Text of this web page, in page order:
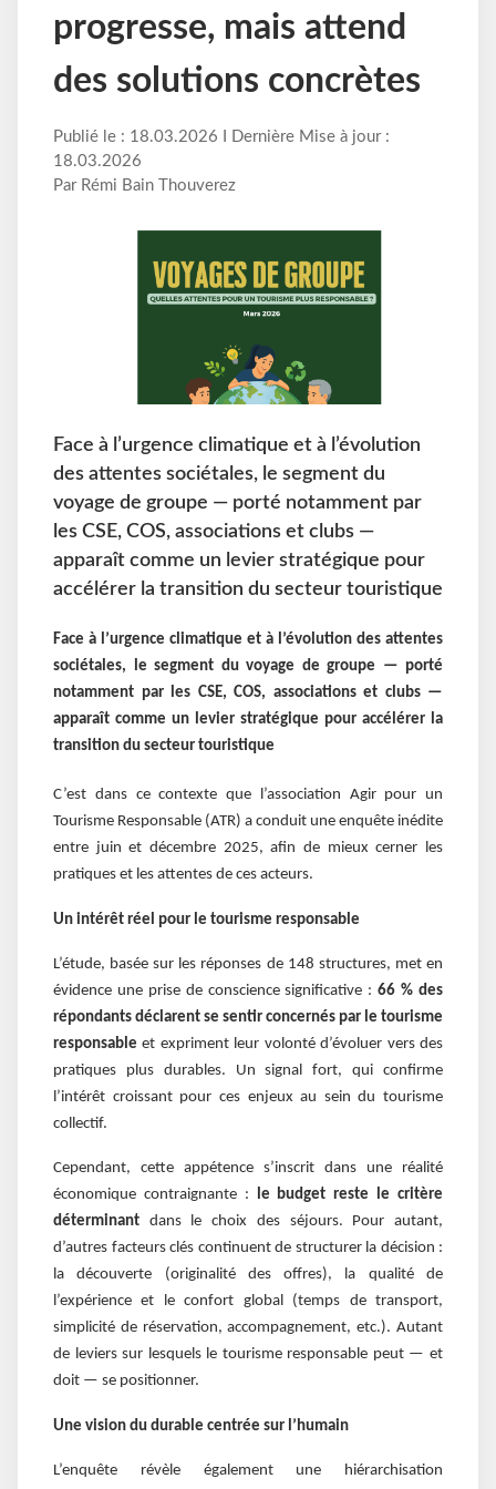
progresse, mais attend
des solutions concrètes
Publié le : 18.03.2026 I Dernière Mise à jour :
18.03.2026
Par Rémi Bain Thouverez
Face à l’urgence climatique et à l’évolution
des attentes sociétales, le segment du
voyage de groupe — porté notamment par
les CSE, COS, associations et clubs —
apparaît comme un levier stratégique pour
accélérer la transition du secteur touristique
Face à l’urgence climatique et à l’évolution des attentes
sociétales, le segment du voyage de groupe — porté
notamment par les CSE, COS, associations et clubs —
apparaît comme un levier stratégique pour accélérer la
transition du secteur touristique
C’est dans ce contexte que l’association Agir pour un
Tourisme Responsable (ATR) a conduit une enquête inédite
entre juin et décembre 2025, afin de mieux cerner les
pratiques et les attentes de ces acteurs.
Un intérêt réel pour le tourisme responsable
L’étude, basée sur les réponses de 148 structures, met en
évidence une prise de conscience significative :66 % des
répondants déclarent se sentir concernés par le tourisme
responsable et expriment leur volonté d’évoluer vers des
pratiques plus durables. Un signal fort, qui confirme
l’intérêt croissant pour ces enjeux au sein du tourisme
collectif.
Cependant, cette appétence s’inscrit dans une réalité
économique contraignante : le budget reste le critère
déterminant dans le choix des séjours. Pour autant,
d’autres facteurs clés continuent de structurer la décision :
la découverte (originalité des offres), la qualité de
l’expérience et le confort global (temps de transport,
simplicité de réservation, accompagnement, etc.). Autant
de leviers sur lesquels le tourisme responsable peut — et
doit — se positionner.
Une vision du durable centrée sur l’humain
L’enquête révèle également une hiérarchisation